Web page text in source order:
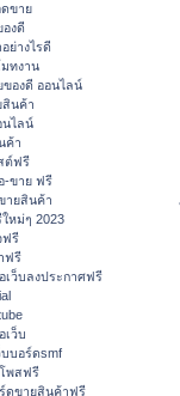
ขาย
งดี
ย่างไรดี
ทงาน
ของดี ออนไลน์
สินค้า
นไลน์
ค้า
ต์ฟรี
-ขาย ฟรี
ายสินค้า
หม่ๆ 2023
ฟรี
ฟรี
เว็บลงประกาศฟรี
เว็บ
บอร์ดsmf
พสฟรี
ดขายสินค้าฟรี